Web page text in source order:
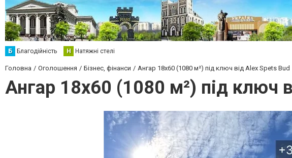
Б Благодійність Н Натяжні стелі
Головна Оголошення Бізнес, фінанси Ангар 18х60 (1080 м²) під ключ від Alex Spets Bud
Ангар 18х60 (1080 м²) під ключ